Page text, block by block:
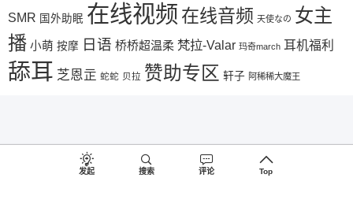
SMR 国外助眠 在线视频 在线音频 天使なの 女主
播 小萌 按摩 日语 桥桥超温柔 梵拉-Valar 玛奇march 耳机福利
舔耳 芝恩㱏 蛇蛇 贝拉 赞助专区 轩子 阿稀稀大魔王
发起 搜索 评论 Top